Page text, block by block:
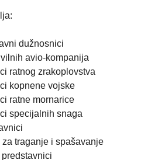
dužnosnici
avio-kompanija
ratnog zrakoplovstva
kopnene vojske
ratne mornarice
specijalnih snaga
traganje i spašavanje